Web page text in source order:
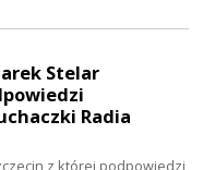
Stelar
Radia
z której podpowiedzi